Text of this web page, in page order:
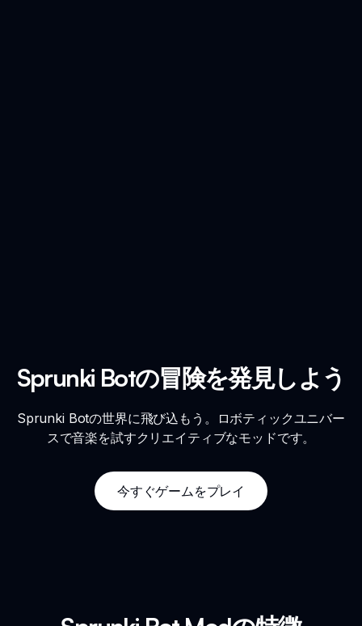
Sprunki Botの冒険を発見しよう
Sprunki Botの世界に飛び込もう。ロボティックユニバー
スで音楽を試すクリエイティブなモッドです。
今すぐゲームをプレイ